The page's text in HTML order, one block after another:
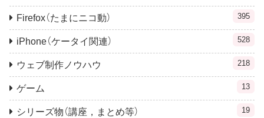
Firefox（たまにニコ動） 395
iPhone（ケータイ関連） 528
ウェブ制作ノウハウ 218
ゲーム 13
シリーズ物（講座，まとめ等） 19